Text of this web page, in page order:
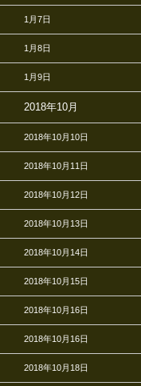
1月7日
1月8日
1月9日
2018年10月
2018年10月10日
2018年10月11日
2018年10月12日
2018年10月13日
2018年10月14日
2018年10月15日
2018年10月16日
2018年10月16日
2018年10月18日